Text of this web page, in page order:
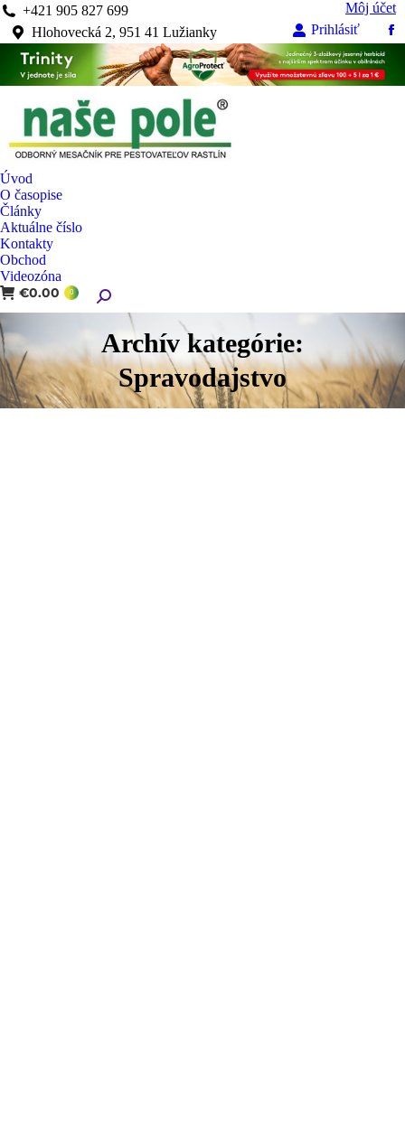
+421 905 827 699
Hlohovecká 2, 951 41 Lužianky
Môj účet
Prihlásiť
Úvod
O časopise
Články
Aktuálne číslo
Kontakty
Obchod
Videozóna
€0.00 0 Search:
Archív kategórie:
Spravodajstvo